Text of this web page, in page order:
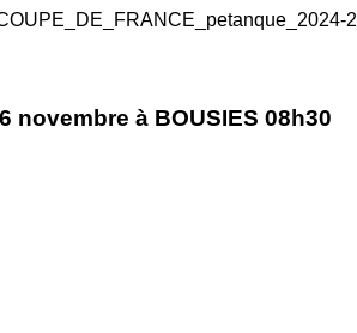
novembre à BOUSIES 08h30